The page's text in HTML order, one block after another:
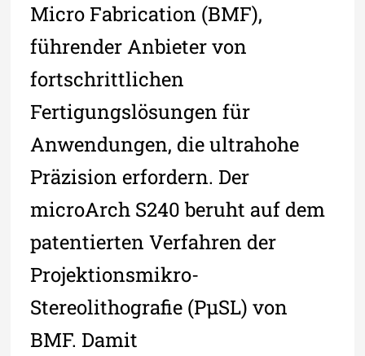
Micro Fabrication (BMF),
führender Anbieter von
fortschrittlichen
Fertigungslösungen für
Anwendungen, die ultrahohe
Präzision erfordern. Der
microArch S240 beruht auf dem
patentierten Verfahren der
Projektionsmikro-
Stereolithografie (PµSL) von
BMF. Damit